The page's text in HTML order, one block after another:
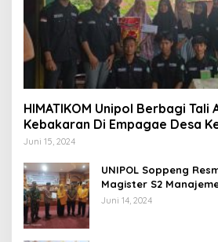
HIMATIKOM Unipol Berbagi Tali
Kebakaran Di Empagae Desa
Juni 15, 2024
UNIPOL Soppeng
Magister S2
Juni 14, 2024